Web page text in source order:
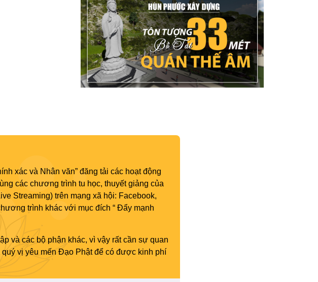
xác và Nhân văn” đăng tải các hoạt động
các chương trình tu học, thuyết giảng của
Streaming) trên mạng xã hội: Facebook,
trình khác với mục đích “ Đẩy mạnh
và các bộ phận khác, vì vậy rất cần sự quan
vị yêu mến Đạo Phật để có được kinh phí